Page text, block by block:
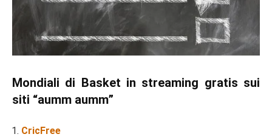
Mondiali di Basket in streaming gratis sui
siti “aumm aumm”
CricFree